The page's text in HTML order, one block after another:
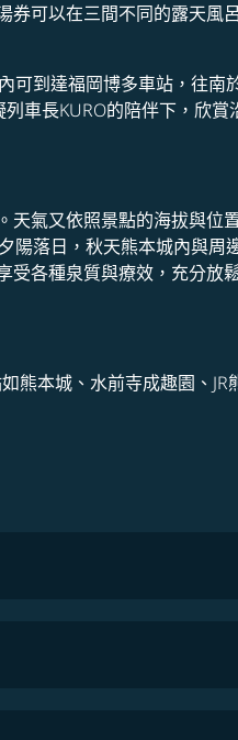
券可以在三間不同的露天風
可到達福岡博多車站，往南
車長KURO的陪伴下，欣賞
天氣又依照景點的海拔與位
陽落日，秋天熊本城內與周
受各種泉質與療效，充分放
熊本城、水前寺成趣園、JR